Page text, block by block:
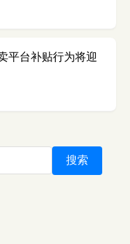
平台补贴行为将迎
搜索